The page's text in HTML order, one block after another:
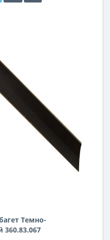
Темно-